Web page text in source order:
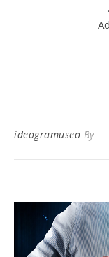
By
ideogramuseo